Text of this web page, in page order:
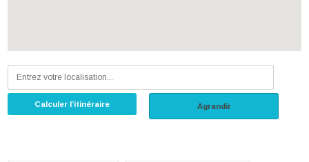
Calculer l’itinéraire Agrandir